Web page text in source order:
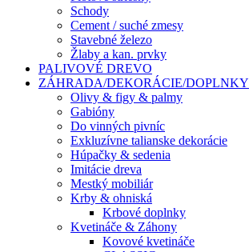
Schody
Cement / suché zmesy
Stavebné železo
Žlaby a kan. prvky
PALIVOVÉ DREVO
ZÁHRADA/DEKORÁCIE/DOPLNKY
Olivy & figy & palmy
Gabióny
Do vinných pivníc
Exkluzívne talianske dekorácie
Húpačky & sedenia
Imitácie dreva
Mestký mobiliár
Krby & ohniská
Krbové doplnky
Kvetináče & Záhony
Kovové kvetináče